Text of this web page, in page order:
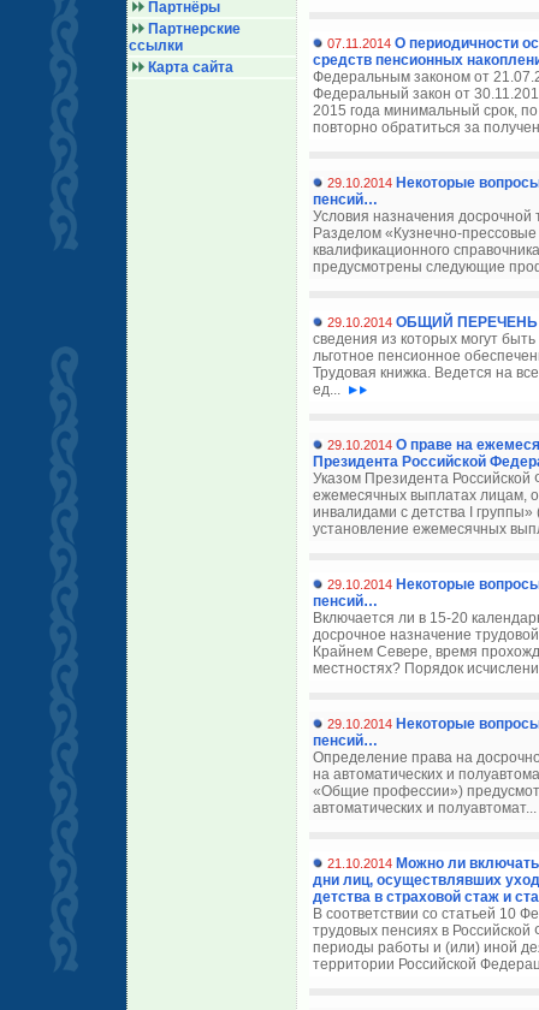
Партнёры
Партнерские
ссылки
Карта сайта
07.11.2014 О периодичности
средств пенсионных
Федеральным законом от
Федеральный закон от
2015 года минимальный срок,
повторно обратиться за
29.10.2014 Некоторые
пенсий…
Условия назначения досрочной
Разделом «Кузнечно-
квалификационного
предусмотрены следующие
29.10.2014 ОБЩИЙ
сведения из которых могут
льготное пенсионное
Трудовая книжка. Ведется на
ед...
29.10.2014 О праве на
Президента Российской
Указом Президента
ежемесячных выплатах лицам,
инвалидами с детства I
установление ежемесячных
29.10.2014 Некоторые
пенсий…
Включается ли в 15-20
досрочное назначение
Крайнем Севере, время
местностях? Порядок
29.10.2014 Некоторые
пенсий…
Определение права на
на автоматических и
«Общие профессии»)
автоматических и полуавтомат...
21.10.2014 Можно ли
дни лиц, осуществлявших
детства в страховой стаж и
В соответствии со статьей 10
трудовых пенсиях в
периоды работы и (или) иной
территории Российской